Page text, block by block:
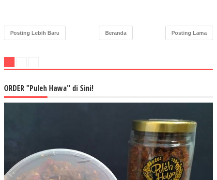
Posting Lebih Baru Posting Lama
Beranda
ORDER "Puleh Hawa" di Sini!